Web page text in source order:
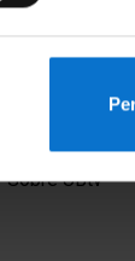
Sobre UBtv